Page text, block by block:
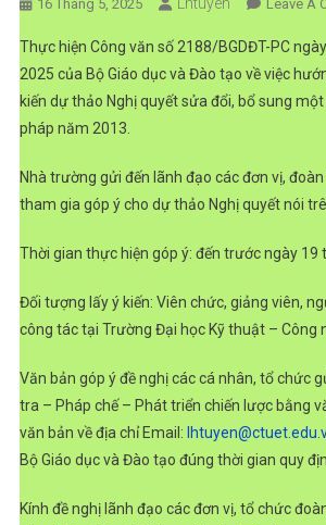
16 Tháng 5, 2025 Leave A
Thực hiện Công văn số 2188/BGDĐT-PC
2025 của Bộ Giáo dục và Đào tạo về việc
kiến dự thảo Nghị quyết sửa đổi, bổ sung một
pháp năm 2013.
Nhà trường gửi đến lãnh đạo các đơn vị,
tham gia góp ý cho dự thảo Nghị quyết nói
Thời gian thực hiện góp ý: đến trước ngày 19
Đối tượng lấy ý kiến: Viên chức, giảng viên,
công tác tại Trường Đại học Kỹ thuật – Công
Văn bản góp ý đề nghị các cá nhân, tổ chức
tra – Pháp chế – Phát triển chiến lược bằng
văn bản về địa chỉ Email:
Bộ Giáo dục và Đào tạo đúng thời gian quy
Kính đề nghị lãnh đạo các đơn vị, tổ chức